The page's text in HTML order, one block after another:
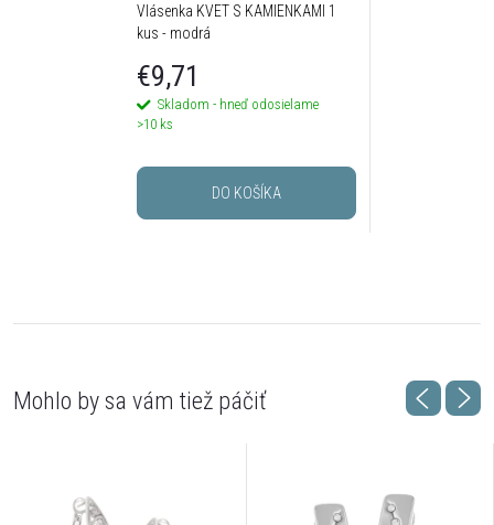
Vlásenka KVET S KAMIENKAMI 1
kus - modrá
€9,71
Skladom - hneď odosielame
>10 ks
DO KOŠÍKA